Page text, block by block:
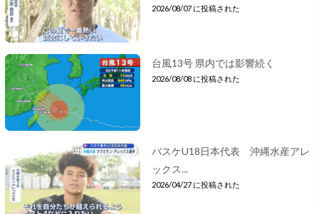
2026/08/07 に投稿された
台風13号 県内では影響続く
2026/08/08 に投稿された
バスケU18日本代表 沖縄水産アレ
ックス...
2026/04/27 に投稿された